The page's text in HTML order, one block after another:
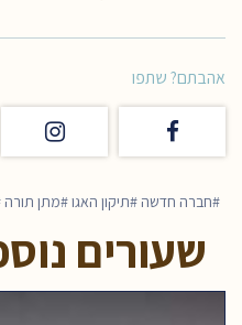
אהבתם? שתפו
חברה חדשה תיקון האגו מתן תורה
שעורים